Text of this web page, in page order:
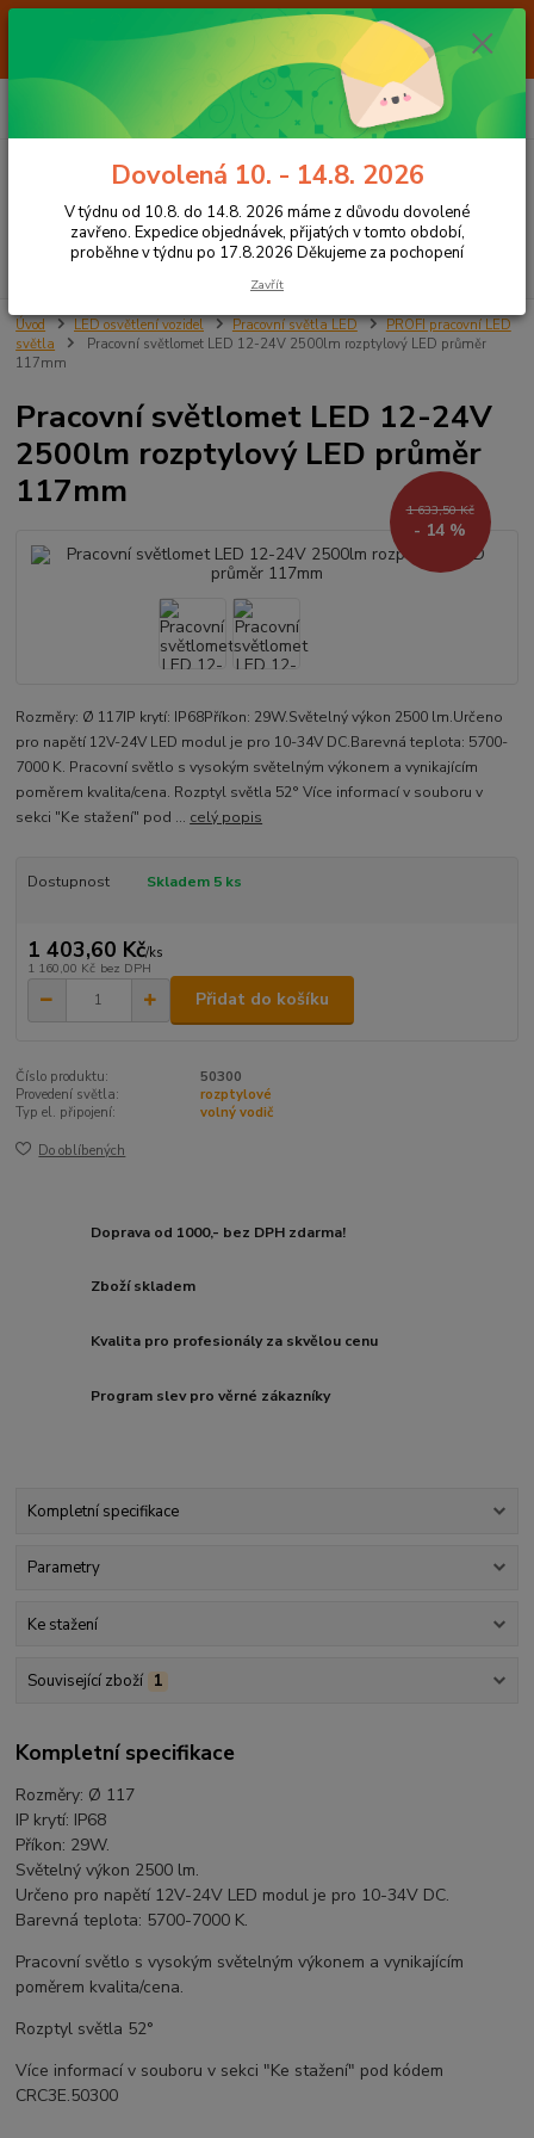
Od 7.8. do 14.8. 2026 máme z důvodu dovolené ZAVŘENO. Expedice
objednávek, přijatých v tomto období, proběhne v týdnu po 17.8.2026
Děkujeme za pochopení
CZK
Hledat
+420 605 283 713
za0,00 Kč
Úvod LED osvětlení vozidel Pracovní světla LED
PROFI pracovní LED
světla
Pracovní světlomet LED 12-24V 2500lm rozptylový LED průměr
117mm
Pracovní světlomet LED 12-24V
2500lm rozptylový LED průměr
117mm
1 633,50 Kč
- 14 %
Rozměry: Ø 117IP krytí: IP68Příkon: 29W.Světelný výkon 2500 lm.Určeno
pro napětí 12V-24V LED modul je pro 10-34V DC.Barevná teplota: 5700-
7000 K. Pracovní světlo s vysokým světelným výkonem a vynikajícím
poměrem kvalita/cena. Rozptyl světla 52° Více informací v souboru v
sekci "Ke stažení" pod ... celý popis
Dostupnost Skladem 5 ks
1 403,60 Kč/ks
1 160,00 Kč bez DPH
Přidat do košíku
Číslo produktu:
50300
Provedení světla:
rozptylové
Typ el. připojení:
volný vodič
Do oblíbených
Doprava od 1000,- bez DPH zdarma!
Zboží skladem
Kvalita pro profesionály za skvělou cenu
Program slev pro věrné zákazníky
Kompletní specifikace
Parametry
Ke stažení
Související zboží 1
Kompletní specifikace
Rozměry: Ø 117
IP krytí: IP68
Příkon: 29W.
Světelný výkon 2500 lm.
Určeno pro napětí 12V-24V LED modul je pro 10-34V DC.
Barevná teplota: 5700-7000 K.
Pracovní světlo s vysokým světelným výkonem a vynikajícím
poměrem kvalita/cena.
Rozptyl světla 52°
Více informací v souboru v sekci "Ke stažení" pod kódem
CRC3E.50300
Dovolená 10. - 14.8. 2026
V týdnu od 10.8. do 14.8. 2026 máme z důvodu dovolené
zavřeno. Expedice objednávek, přijatých v tomto období,
proběhne v týdnu po 17.8.2026 Děkujeme za pochopení
Zavřít